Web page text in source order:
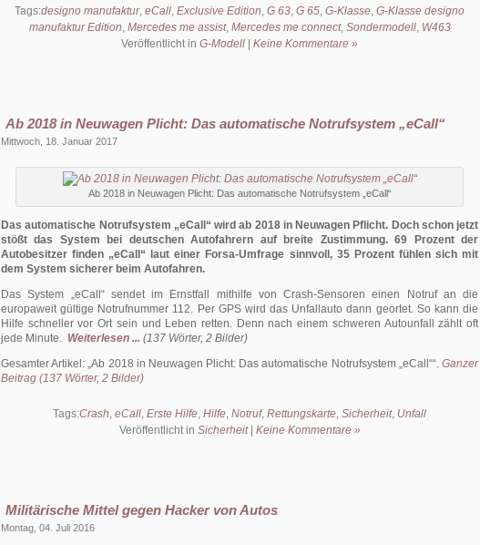
Tags:designo manufaktur, eCall, Exclusive Edition, G 63, G 65, G-Klasse, G-Klasse designo
manufaktur Edition, Mercedes me assist, Mercedes me connect, Sondermodell, W463
Veröffentlicht in G-Modell Keine Kommentare »
Ab 2018 in Neuwagen Plicht: Das automatische Notrufsystem „eCall“
Mittwoch, 18. Januar 2017
Ab 2018 in Neuwagen Plicht: Das automatische Notrufsystem „eCall“
Das automatische Notrufsystem „eCall“ wird ab 2018 in Neuwagen Pflicht. Doch schon jetzt
stößt das System bei deutschen Autofahrern auf breite Zustimmung. 69 Prozent der
Autobesitzer finden „eCall“ laut einer Forsa-Umfrage sinnvoll, 35 Prozent fühlen sich mit
dem System sicherer beim Autofahren.
Das System „eCall“ sendet im Ernstfall mithilfe von Crash-Sensoren einen Notruf an die
europaweit gültige Notrufnummer 112. Per GPS wird das Unfallauto dann geortet. So kann die
Hilfe schneller vor Ort sein und Leben retten. Denn nach einem schweren Autounfall zählt oft
jede Minute. Weiterlesen ... (137 Wörter, 2 Bilder)
Gesamter Artikel: Ab 2018 in Neuwagen Plicht: Das automatische Notrufsystem „eCall“ .Ganzer
Beitrag (137 Wörter, 2 Bilder)
Tags:Crash, eCall, Erste Hilfe, Hilfe, Notruf, Rettungskarte, Sicherheit, Unfall
Veröffentlicht in Sicherheit| Keine Kommentare »
Militärische Mittel gegen Hacker von Autos
Montag, 04. Juli 2016